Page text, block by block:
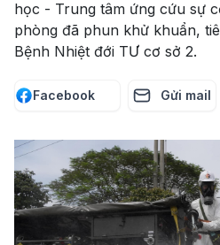
học - Trung tâm ứng cứu sự
phòng đã phun khử khuẩn,
Bệnh Nhiệt đới TƯ cơ sở 2.
Facebook Gửi mail